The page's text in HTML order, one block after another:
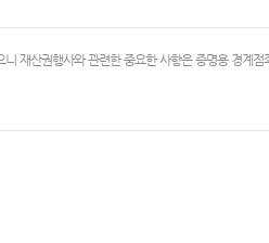
재산권행사와 관련한 중요한 사항은 증명용 경계